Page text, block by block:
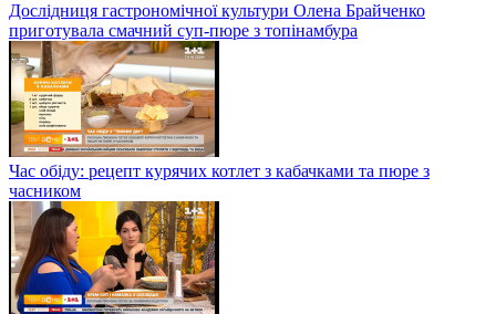
Дослідниця гастрономічної культури Олена Брайченко
приготувала смачний суп-пюре з топінамбура
Час обіду: рецепт курячих котлет з кабачками та пюре з
часником